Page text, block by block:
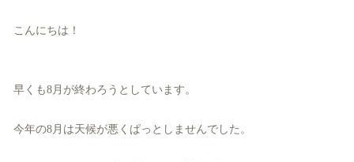
こんにちは！
早くも8月が終わろうとしています。
今年の8月は天候が悪くぱっとしませんでした。